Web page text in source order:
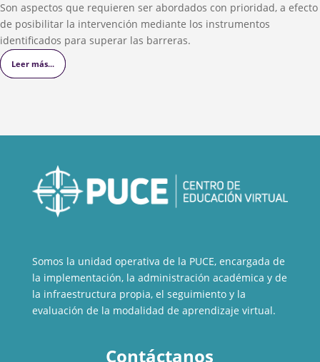
Leer más...
Leer más...
Son aspectos que requieren ser abordados con prioridad, a efecto
de posibilitar la intervención mediante los instrumentos
identificados para superar las barreras.
Leer más...
Somos la unidad operativa de la PUCE, encargada de
la implementación, la administración académica y de
la infraestructura propia, el seguimiento y la
evaluación de la modalidad de aprendizaje virtual.
Contáctanos